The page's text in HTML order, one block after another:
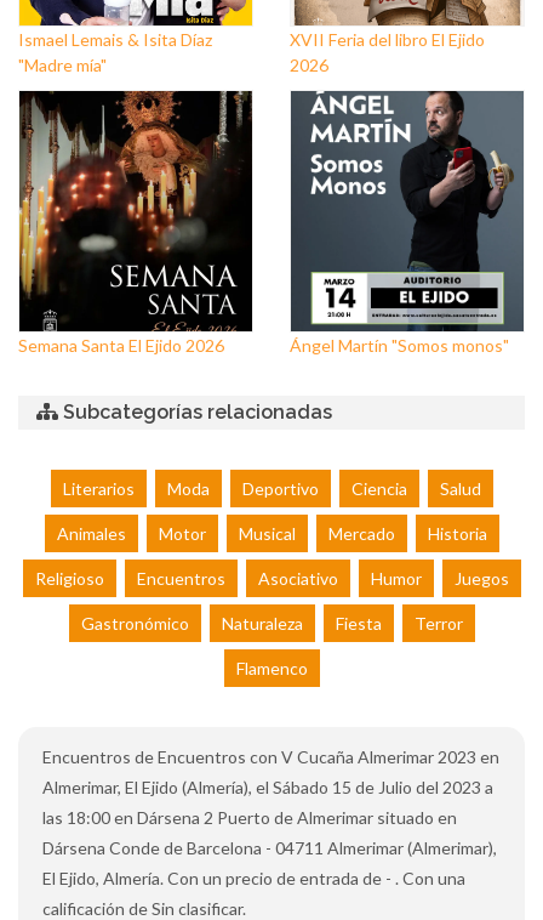
Ismael Lemais & Isita Díaz
"Madre mía"
XVII Feria del libro El Ejido
2026
Semana Santa El Ejido 2026 Ángel Martín "Somos monos"
Subcategorías relacionadas
Literarios Moda Deportivo Ciencia Salud
Animales Motor Musical Mercado Historia
Religioso Encuentros Asociativo Humor Juegos
Gastronómico Naturaleza Fiesta Terror
Flamenco
Encuentros de Encuentros con V Cucaña Almerimar 2023 en
Almerimar, El Ejido (Almería), el Sábado 15 de Julio del 2023 a
las 18:00 en Dársena 2 Puerto de Almerimar situado en
Dársena Conde de Barcelona - 04711 Almerimar (Almerimar),
El Ejido, Almería. Con un precio de entrada de - . Con una
calificación de Sin clasificar.